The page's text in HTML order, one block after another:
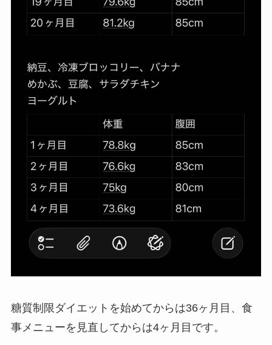
糖質制限ダイエットを始めてからは36ヶ月目、食
事メニューを見直してからは4ヶ月目です。